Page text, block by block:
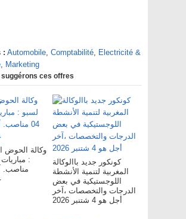
: Automobile, Comptabilité, Electricité &
, Marketing
suggérons ces offres
وكالة الحوض
كونكور جديد باالوكالة
المغربية لتنمية الأنشطة
اللوجستيكية في بعض
الدرجات والتخصصات ،آخر
أجل هو 4 شتنبر 2026